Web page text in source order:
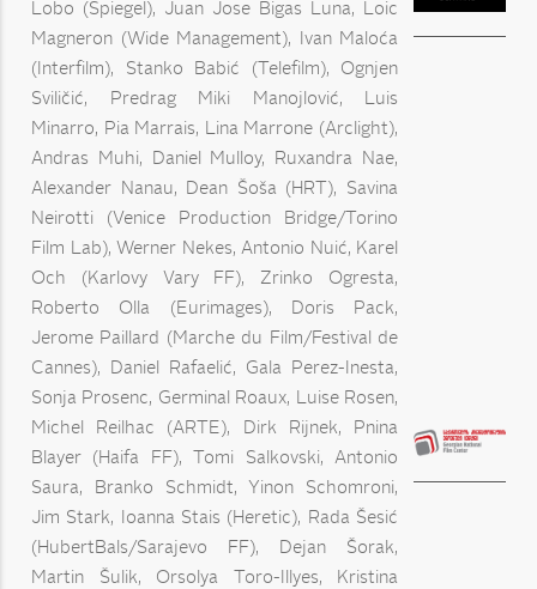
Lobo (Spiegel), Juan Jose Bigas Luna, Loic
Magneron (Wide Management), Ivan Maloća
(Interfilm), Stanko Babić (Telefilm), Ognjen
Sviličić, Predrag Miki Manojlović, Luis
Minarro, Pia Marrais, Lina Marrone (Arclight),
Andras Muhi, Daniel Mulloy, Ruxandra Nae,
Alexander Nanau, Dean Šoša (HRT), Savina
Neirotti (Venice Production Bridge/Torino
Film Lab), Werner Nekes, Antonio Nuić, Karel
Och (Karlovy Vary FF), Zrinko Ogresta,
Roberto Olla (Eurimages), Doris Pack,
Jerome Paillard (Marche du Film/Festival de
Cannes), Daniel Rafaelić, Gala Perez-Inesta,
Sonja Prosenc, Germinal Roaux, Luise Rosen,
Michel Reilhac (ARTE), Dirk Rijnek, Pnina
Blayer (Haifa FF), Tomi Salkovski, Antonio
Saura, Branko Schmidt, Yinon Schomroni,
Jim Stark, Ioanna Stais (Heretic), Rada Šesić
(HubertBals/Sarajevo FF), Dejan Šorak,
Martin Šulik, Orsolya Toro-Illyes, Kristina